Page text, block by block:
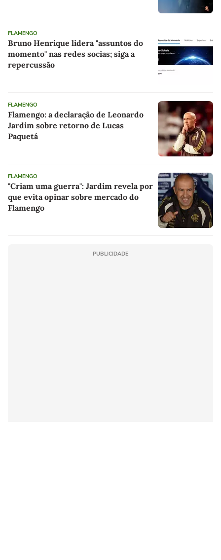
FLAMENGO
Bruno Henrique lidera "assuntos do
momento" nas redes socias; siga a
repercussão
FLAMENGO
Flamengo: a declaração de Leonardo
Jardim sobre retorno de Lucas
Paquetá
FLAMENGO
"Criam uma guerra": Jardim revela por
que evita opinar sobre mercado do
Flamengo
PUBLICIDADE